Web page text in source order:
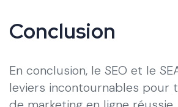
Conclusion
En conclusion, le SEO et le
leviers incontournables pour